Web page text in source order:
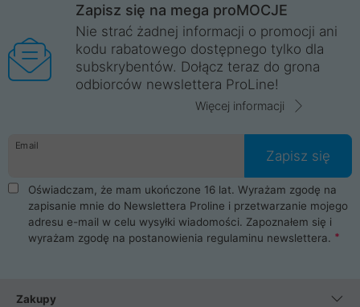
Wrocław, Poznań, Legnica, Katowice, Gliwice, Kalisz, Bytom,
Trzebnica, Opole. Szybka i profesjonalna obsługa!
ProLine to polska firma ze 100% polskim kapitałem. Działamy
legalnie i płacimy podatki w naszym kraju! Posiadamy siedzibę
główną w Mirkowie oraz salony na terenie kraju. Cała
komunikacja ze sklepem komputerowym ProLine jest
danych osobowych. Dlatego zakup notebooka albo laptopa w
ProLine to czysta przyjemność i pełne bezpieczeństwo.
Zaopatrzysz się u nas w akcesoria i części komputerowe
takie jak procesory, karty graficzne, płyty główne, pamięci,
dyski SSD, M.2 oraz HDD. Nasi pracownicy pomogą Ci wybrać
najlepszy zasilacz komputerowy oraz obudowę do komputera.
Poza komputerami mamy również najlepsze na rynku
Smartfony takich producentów jak Xiaomi, Apple, Samsung i
wentylatory. Na koniec mając już to wszystko, możesz
Zapisz się na mega proMOCJE
Nie strać żadnej informacji o promocji ani
kodu rabatowego dostępnego tylko dla
subskrybentów. Dołącz teraz do grona
odbiorców newslettera ProLine!
Więcej informacji
Email
Zapisz się
Oświadczam, że mam ukończone 16 lat. Wyrażam zgodę na
zapisanie mnie do Newslettera Proline i przetwarzanie mojego
adresu e-mail w celu wysyłki wiadomości. Zapoznałem się i
wyrażam zgodę na postanowienia regulaminu newslettera.
Zakupy